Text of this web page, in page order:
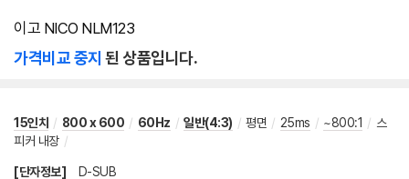
이고 NICO NLM123
가격비교 중지 된 상품입니다.
15인치 / 800 x 600 / 60Hz / 일반(4:3) / 평면 / 25ms / ~800:1 / 스
피커 내장 /
[단자정보] D-SUB